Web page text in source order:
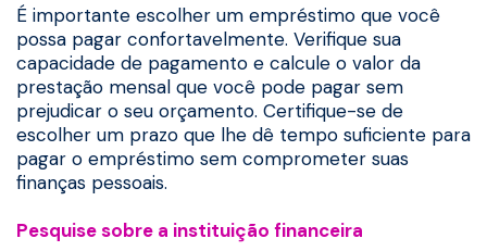
É importante escolher um empréstimo que você
possa pagar confortavelmente. Verifique sua
capacidade de pagamento e calcule o valor da
prestação mensal que você pode pagar sem
prejudicar o seu orçamento. Certifique-se de
escolher um prazo que lhe dê tempo suficiente para
pagar o empréstimo sem comprometer suas
finanças pessoais.
Pesquise sobre a instituição financeira